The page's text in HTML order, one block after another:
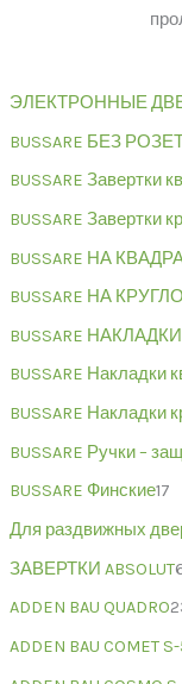
ЭЛЕКТРОННЫЕ
BUSSARE БЕЗ
BUSSARE Завертки
BUSSARE Завертки
BUSSARE НА
BUSSARE НА
BUSSARE
BUSSARE Накладки
BUSSARE Накладки
BUSSARE Ручки –
BUSSARE Финские17
Для раздвижных
ЗАВЕРТКИ ABSOLUT
ADDEN BAU QUADRO
ADDEN BAU COMET